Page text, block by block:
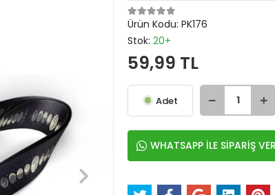
Ürün Kodu: PK176
Stok: 20+
59,99 TL
Adet
WHATSAPP İLE SİPARİŞ